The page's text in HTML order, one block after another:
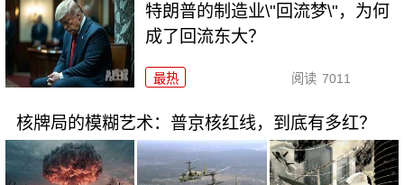
特朗普的制造业\"回流梦\"，为何
成了回流东大？
最热 阅读 7011
核牌局的模糊艺术：普京核红线，到底有多红？